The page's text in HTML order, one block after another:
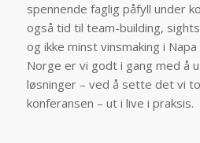
spennende faglig påfyll under
også tid til team-building,
og ikke minst vinsmaking i
Norge er vi godt i gang med å
løsninger – ved å sette det vi
konferansen – ut i live i praksis.